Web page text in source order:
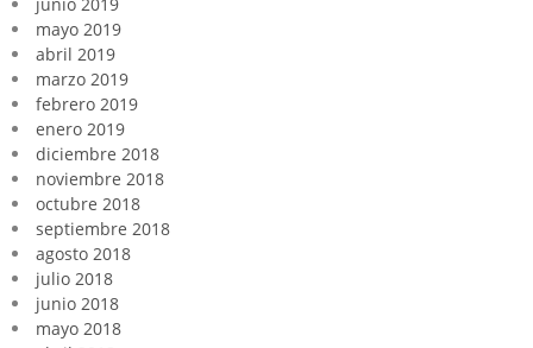
mayo 2019
abril 2019
marzo 2019
febrero 2019
enero 2019
diciembre 2018
noviembre 2018
octubre 2018
septiembre 2018
agosto 2018
julio 2018
junio 2018
mayo 2018